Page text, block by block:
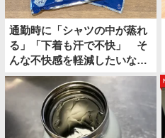
通勤時に「シャツの中が蒸れ
る」「下着も汗で不快」 そ
んな不快感を軽減したいなら
上下コレにしてみたら？